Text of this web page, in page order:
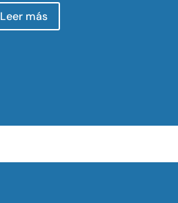
Leer más